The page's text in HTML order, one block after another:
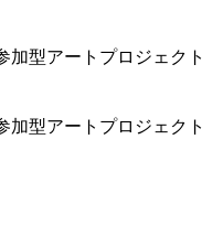
加型アートプロジェクト
加型アートプロジェクト